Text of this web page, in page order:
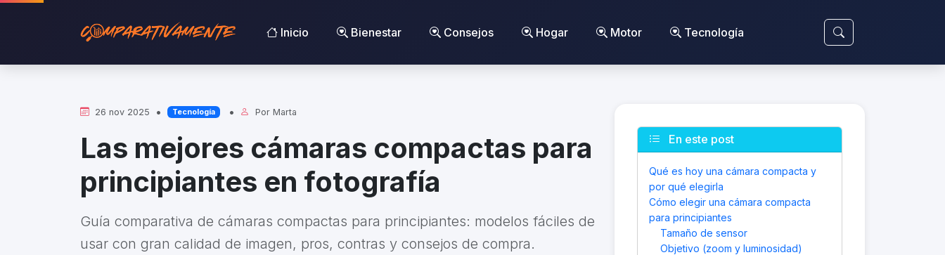
Inicio Bienestar Consejos Hogar Motor Tecnología
26 nov 2025 • Tecnología • PorMarta
Las mejores cámaras compactas para
principiantes en fotografía
Guía comparativa de cámaras compactas para principiantes: modelos fáciles de
usar con gran calidad de imagen, pros, contras y consejos de compra.
En este post
Qué es hoy una cámara compacta y
por qué elegirla
Cómo elegir una cámara compacta
para principiantes
Tamaño de sensor
Objetivo (zoom y luminosidad)